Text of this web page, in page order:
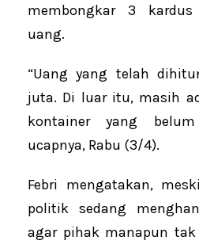
membongkar 3
uang.
“Uang yang telah
juta. Di luar itu, masih
kontainer yang belum
ucapnya, Rabu (3/4).
Febri mengatakan,
politik sedang
agar pihak manapun